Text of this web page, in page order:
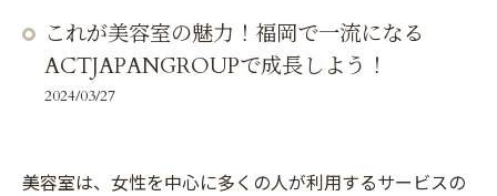
これが美容室の魅力！福岡で一流になる
ACTJAPANGROUPで成長しよう！
2024/03/27
美容室は、女性を中心に多くの人が利用するサービスの